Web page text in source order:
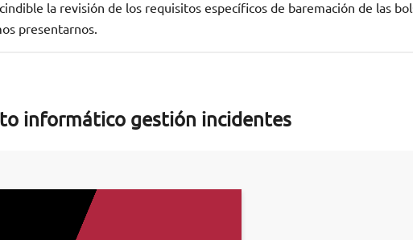
la revisión de los requisitos específicos de baremación de las
presentarnos.
informático gestión incidentes